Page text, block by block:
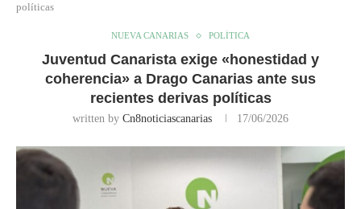
políticas
NUEVA CANARIAS POLÍTICA
Juventud Canarista exige «honestidad y
coherencia» a Drago Canarias ante sus
recientes derivas políticas
written by Cn8noticiascanarias 17/06/2026